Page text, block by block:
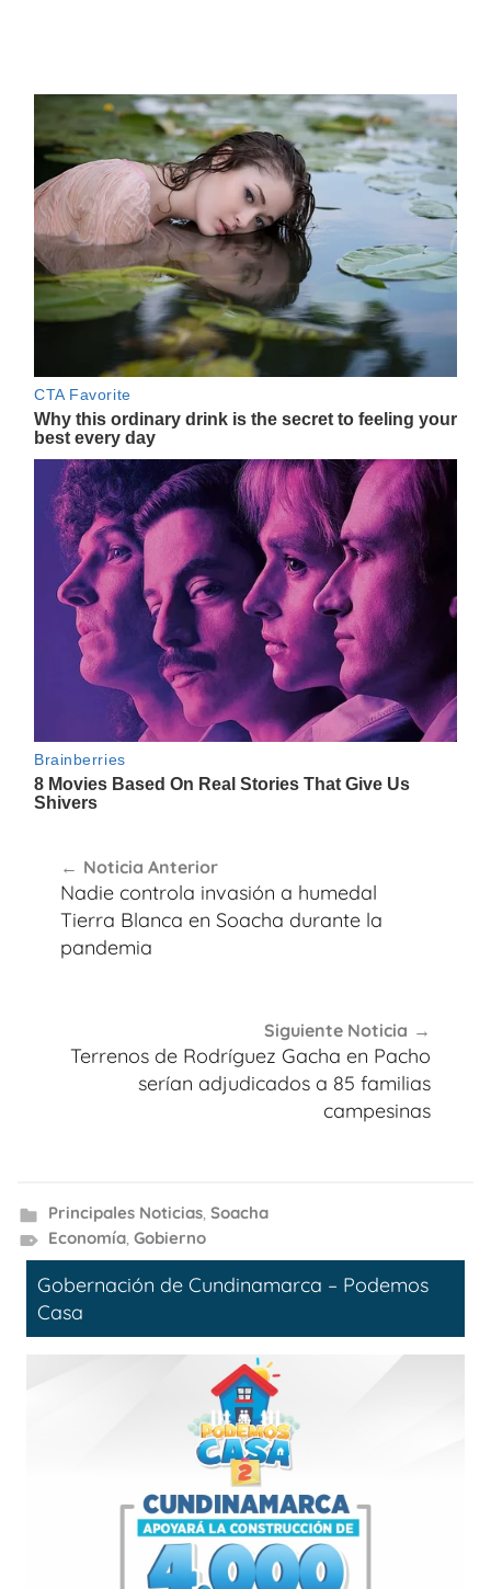
de
entradas
Noticia Anterior
Nadie controla invasión a humedal
Tierra Blanca en Soacha durante la
pandemia
Siguiente Noticia
Terrenos de Rodríguez Gacha en Pacho
serían adjudicados a 85 familias
campesinas
Principales Noticias, Soacha
Economía, Gobierno
Gobernación de Cundinamarca – Podemos
Casa